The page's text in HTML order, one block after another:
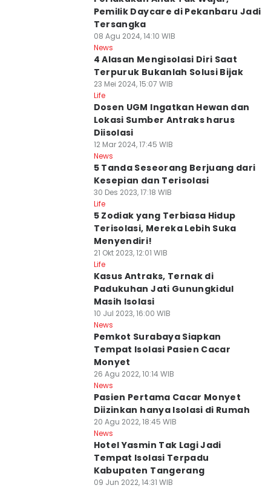
Pemilik Daycare di Pekanbaru Jadi
Tersangka
08 Agu 2024, 14:10 WIB
News
4 Alasan Mengisolasi Diri Saat
Terpuruk Bukanlah Solusi Bijak
23 Mei 2024, 15:07 WIB
Life
Dosen UGM Ingatkan Hewan dan
Lokasi Sumber Antraks harus
Diisolasi
12 Mar 2024, 17:45 WIB
News
5 Tanda Seseorang Berjuang dari
Kesepian dan Terisolasi
30 Des 2023, 17:18 WIB
Life
5 Zodiak yang Terbiasa Hidup
Terisolasi, Mereka Lebih Suka
Menyendiri!
21 Okt 2023, 12:01 WIB
Life
Kasus Antraks, Ternak di
Padukuhan Jati Gunungkidul
Masih Isolasi
10 Jul 2023, 16:00 WIB
News
Pemkot Surabaya Siapkan
Tempat Isolasi Pasien Cacar
Monyet
26 Agu 2022, 10:14 WIB
News
Pasien Pertama Cacar Monyet
Diizinkan hanya Isolasi di Rumah
20 Agu 2022, 18:45 WIB
News
Hotel Yasmin Tak Lagi Jadi
Tempat Isolasi Terpadu
Kabupaten Tangerang
09 Jun 2022, 14:31 WIB